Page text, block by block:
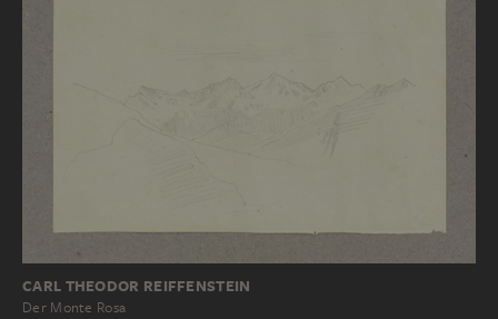
CARL THEODOR REIFFENSTEIN
Der Monte Rosa